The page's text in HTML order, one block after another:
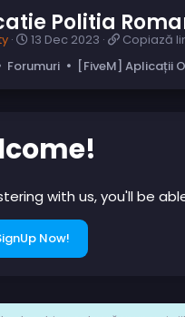
Politia
D
t
a
13 Dec 2023
C
p
n
k
Copiază
Forumuri [FiveM] Aplicații
with us, you'll be
Now!